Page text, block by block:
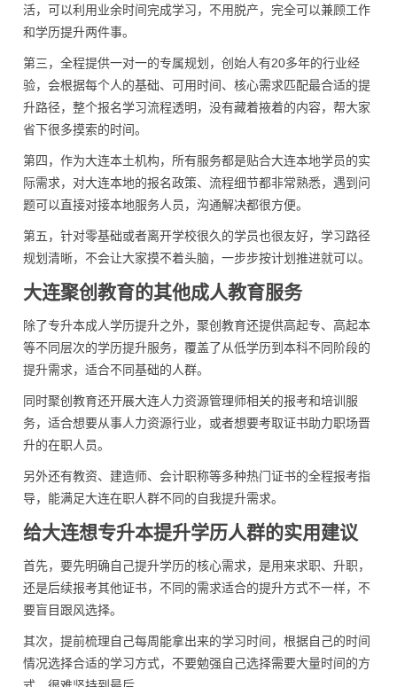
活，可以利用业余时间完成学习，不用脱产，完全可以兼顾工作
和学历提升两件事。
第三，全程提供一对一的专属规划，创始人有20多年的行业经
验，会根据每个人的基础、可用时间、核心需求匹配最合适的提
升路径，整个报名学习流程透明，没有藏着掖着的内容，帮大家
省下很多摸索的时间。
第四，作为大连本土机构，所有服务都是贴合大连本地学员的实
际需求，对大连本地的报名政策、流程细节都非常熟悉，遇到问
题可以直接对接本地服务人员，沟通解决都很方便。
第五，针对零基础或者离开学校很久的学员也很友好，学习路径
规划清晰，不会让大家摸不着头脑，一步步按计划推进就可以。
大连聚创教育的其他成人教育服务
除了专升本成人学历提升之外，聚创教育还提供高起专、高起本
等不同层次的学历提升服务，覆盖了从低学历到本科不同阶段的
提升需求，适合不同基础的人群。
同时聚创教育还开展大连人力资源管理师相关的报考和培训服
务，适合想要从事人力资源行业，或者想要考取证书助力职场晋
升的在职人员。
另外还有教资、建造师、会计职称等多种热门证书的全程报考指
导，能满足大连在职人群不同的自我提升需求。
给大连想专升本提升学历人群的实用建议
首先，要先明确自己提升学历的核心需求，是用来求职、升职，
还是后续报考其他证书，不同的需求适合的提升方式不一样，不
要盲目跟风选择。
其次，提前梳理自己每周能拿出来的学习时间，根据自己的时间
情况选择合适的学习方式，不要勉强自己选择需要大量时间的方